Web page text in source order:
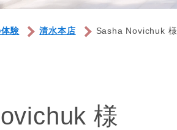
験 清水本店 Sasha Novichuk 様
様